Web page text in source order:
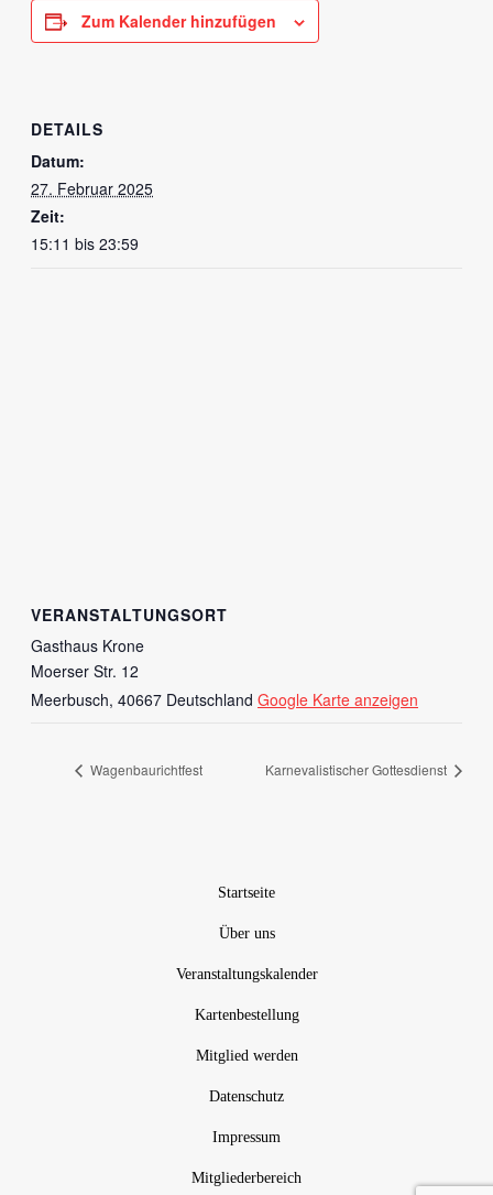
Zum Kalender hinzufügen
DETAILS
Datum:
27. Februar 2025
Zeit:
15:11 bis 23:59
VERANSTALTUNGSORT
Gasthaus Krone
Moerser Str. 12
Meerbusch, 40667 Deutschland Google Karte anzeigen
Wagenbaurichtfest Karnevalistischer Gottesdienst
Startseite
Über uns
Veranstaltungskalender
Kartenbestellung
Mitglied werden
Datenschutz
Impressum
Mitgliederbereich